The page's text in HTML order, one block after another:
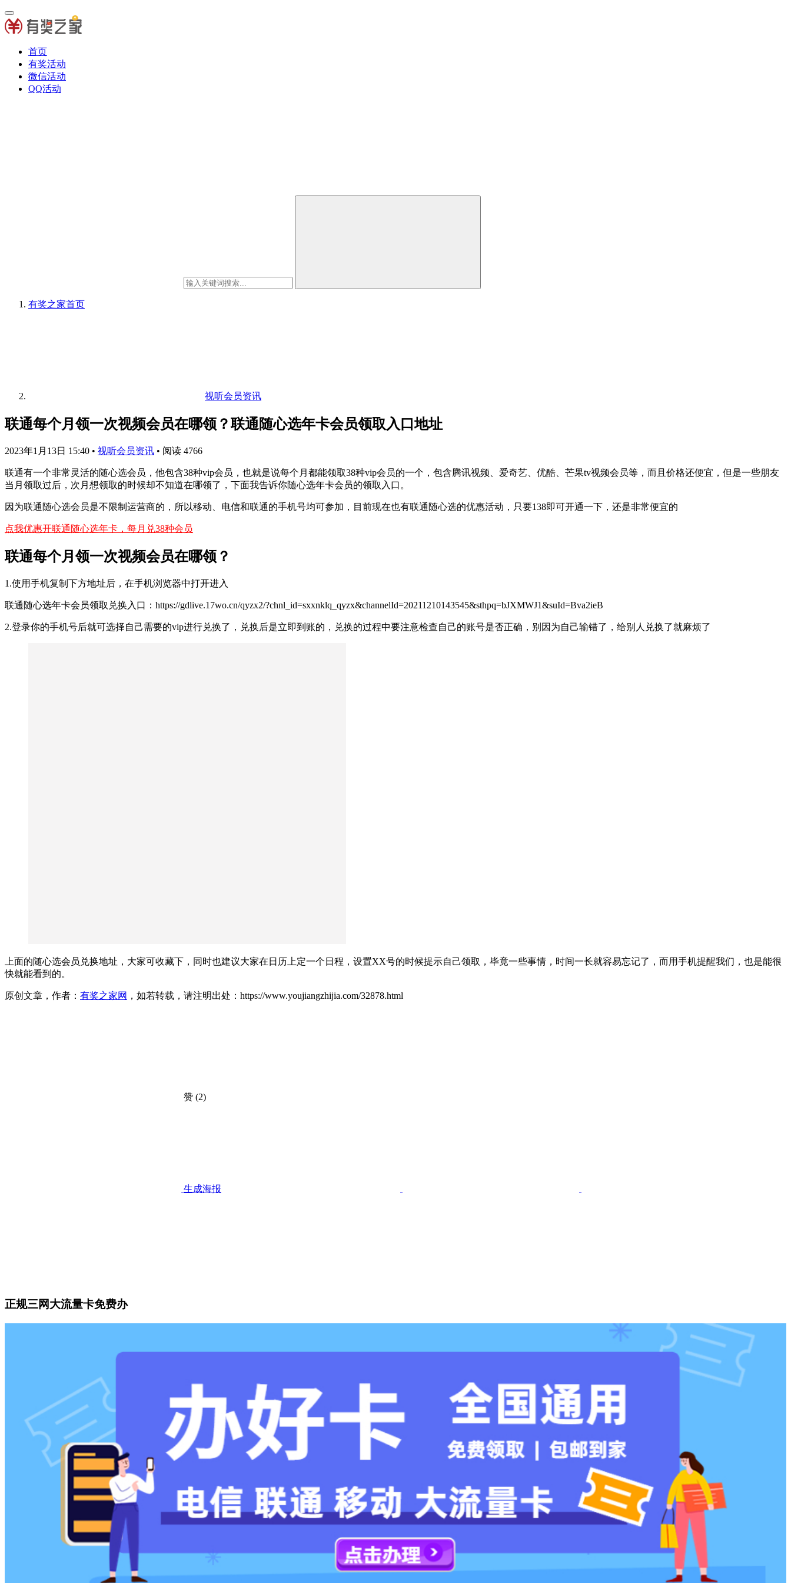
首页
有奖活动
微信活动
QQ活动
有奖之家首页
视听会员资讯
联通每个月领一次视频会员在哪领？联通随心选年卡会员领取入口地址
2023年1月13日 15:40 • 视听会员资讯 • 阅读 4766
联通有一个非常灵活的随心选会员，他包含38种vip会员，也就是说每个月都能领取38种vip会员的一个，包含腾讯视频、爱奇艺、优酷、芒果tv视频会员等，而且价格还便宜，但是一些朋友
当月领取过后，次月想领取的时候却不知道在哪领了，下面我告诉你随心选年卡会员的领取入口。
因为联通随心选会员是不限制运营商的，所以移动、电信和联通的手机号均可参加，目前现在也有联通随心选的优惠活动，只要138即可开通一下，还是非常便宜的
点我优惠开联通随心选年卡，每月兑38种会员
联通每个月领一次视频会员在哪领？
1.使用手机复制下方地址后，在手机浏览器中打开进入
联通随心选年卡会员领取兑换入口：https://gdlive.17wo.cn/qyzx2/?chnl_id=sxxnklq_qyzx&channelId=20211210143545&sthpq=bJXMWJ1&suId=Bva2ieB
2.登录你的手机号后就可选择自己需要的vip进行兑换了，兑换后是立即到账的，兑换的过程中要注意检查自己的账号是否正确，别因为自己输错了，给别人兑换了就麻烦了
上面的随心选会员兑换地址，大家可收藏下，同时也建议大家在日历上定一个日程，设置XX号的时候提示自己领取，毕竟一些事情，时间一长就容易忘记了，而用手机提醒我们，也是能很
快就能看到的。
原创文章，作者： 有奖之家网 ，如若转载，请注明出处：https://www.youjiangzhijia.com/32878.html
赞 (2)
生成海报
正规三网大流量卡免费办